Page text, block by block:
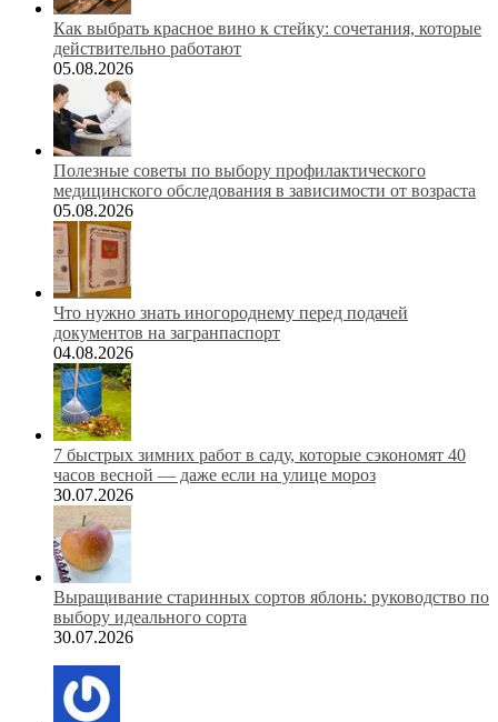
Как выбрать красное вино к стейку: сочетания, которые
действительно работают
05.08.2026
Полезные советы по выбору профилактического
медицинского обследования в зависимости от возраста
05.08.2026
Что нужно знать иногороднему перед подачей
документов на загранпаспорт
04.08.2026
7 быстрых зимних работ в саду, которые сэкономят 40
часов весной — даже если на улице мороз
30.07.2026
Выращивание старинных сортов яблонь: руководство по
выбору идеального сорта
30.07.2026